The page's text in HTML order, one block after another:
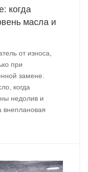
когда
масла и
от износа,
при
замене.
когда
недолив и
внеплановая